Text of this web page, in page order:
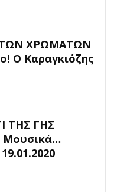
ΤΩΝ ΧΡΩΜΑΤΩΝ
Ο Καραγκιόζης
ΤΗΣ ΓΗΣ
Μουσικά…